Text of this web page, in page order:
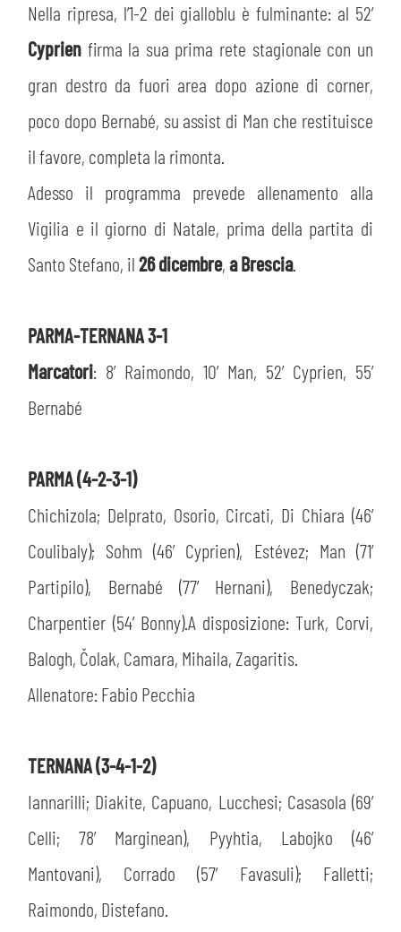
MEDIA
Nella ripresa, l’1-2 dei gialloblu è fulminante: al 52’
Cyprien firma la sua prima rete stagionale con un
gran destro da fuori area dopo azione di corner,
poco dopo Bernabé, su assist di Man che restituisce
il favore, completa la rimonta.
Adesso il programma prevede allenamento alla
Vigilia e il giorno di Natale, prima della partita di
Santo Stefano, il26 dicembre,a Brescia.
PARMA-TERNANA 3-1
Marcatori: 8’ Raimondo, 10’ Man, 52’ Cyprien, 55’
Bernabé
PARMA (4-2-3-1)
Chichizola; Delprato, Osorio, Circati, Di Chiara (46’
Coulibaly); Sohm (46’ Cyprien), Estévez; Man (71’
Partipilo), Bernabé (77’ Hernani), Benedyczak;
Charpentier (54’ Bonny).A disposizione: Turk, Corvi,
Balogh, Čolak, Camara, Mihaila, Zagaritis.
Allenatore: Fabio Pecchia
TERNANA (3-4-1-2)
Iannarilli; Diakite, Capuano, Lucchesi; Casasola (69’
Celli; 78’ Marginean), Pyyhtia, Labojko (46’
Mantovani), Corrado (57’ Favasuli); Falletti;
Raimondo, Distefano.